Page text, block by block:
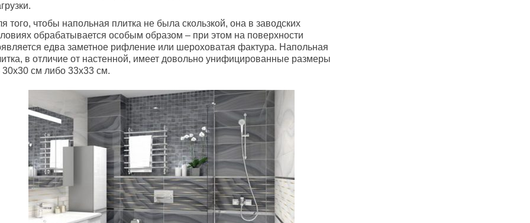
того, чтобы напольная плитка не была скользкой, она в заводских
обрабатывается особым образом – при этом на поверхности
едва заметное рифление или шероховатая фактура. Напольная
в отличие от настенной, имеет довольно унифицированные размеры
см либо 33х33 см.